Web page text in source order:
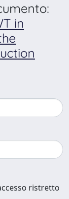
in
ristretto